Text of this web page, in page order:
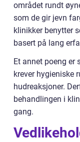
området rundt
som de gir jevn
klinikker benytter
basert på lang
Et annet poeng er
krever hygieniske
hudreaksjoner.
behandlingen i
gang.